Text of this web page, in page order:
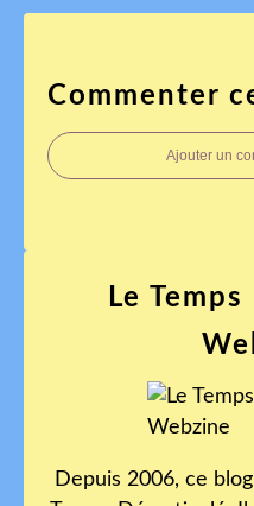
Commenter
Ajouter un
Le
Depuis 2006, ce